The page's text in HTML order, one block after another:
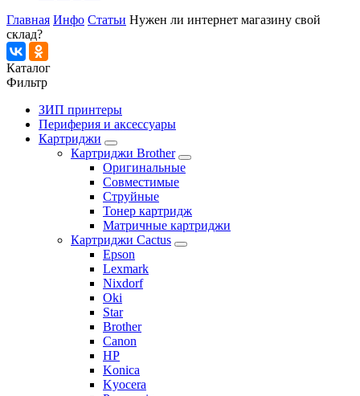
Главная Инфо Статьи Нужен ли интернет магазину свой
склад?
Каталог
Фильтр
ЗИП принтеры
Периферия и аксессуары
Картриджи
Картриджи Brother
Оригинальные
Совместимые
Струйные
Тонер картридж
Матричные картриджи
Картриджи Cactus
Epson
Lexmark
Nixdorf
Oki
Star
Brother
Canon
HP
Konica
Kyocera